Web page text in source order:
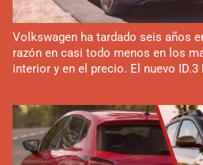
Volkswagen ha tardado seis años
razón en casi todo menos en los
interior y en el precio. El nuevo ID.3